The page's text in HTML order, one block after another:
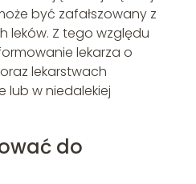
być zafałszowany z
leków. Z tego względu
lekarza o
lekarstwach
lub w niedalekiej
do